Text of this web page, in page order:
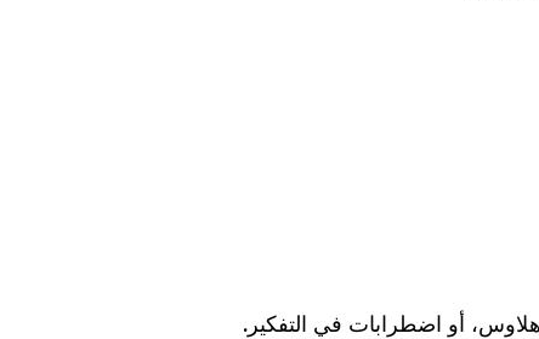
أو اضطرابات في التفكير.